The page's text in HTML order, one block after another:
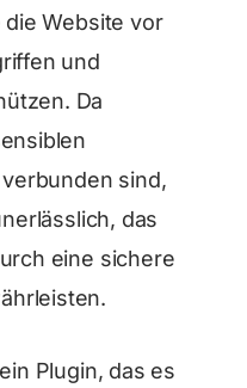
Website vor
und
Da
sind,
das
eine sichere
Plugin, das es